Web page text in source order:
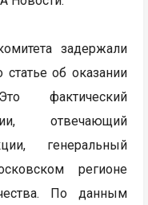
задержали
об оказании
фактический
отвечающий
генеральный
регионе
По данным